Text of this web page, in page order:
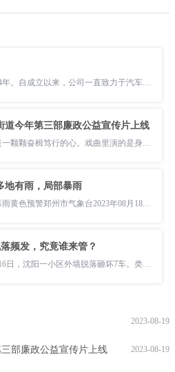
世宝公司创建于1984年。自成立以来，公司一直致力于汽车转向系统产品的
道今年第三部廉政公益宣传片上线
华丽戏服里，缝的是一颗颗奋楫笃行的心。戏曲里演的是身直影正，故事里
地有雨，局部暴雨
郑州市气象台发布暴雨黄色预警郑州市气象台2023年08月18日06时50分发布
频发，究竟谁来管？
央视新闻客户端8月16日，沈阳一小区外墙脱落砸坏7车。类似事件因何频发
2023-08-19
2023-08-19
部廉政公益宣传片上线